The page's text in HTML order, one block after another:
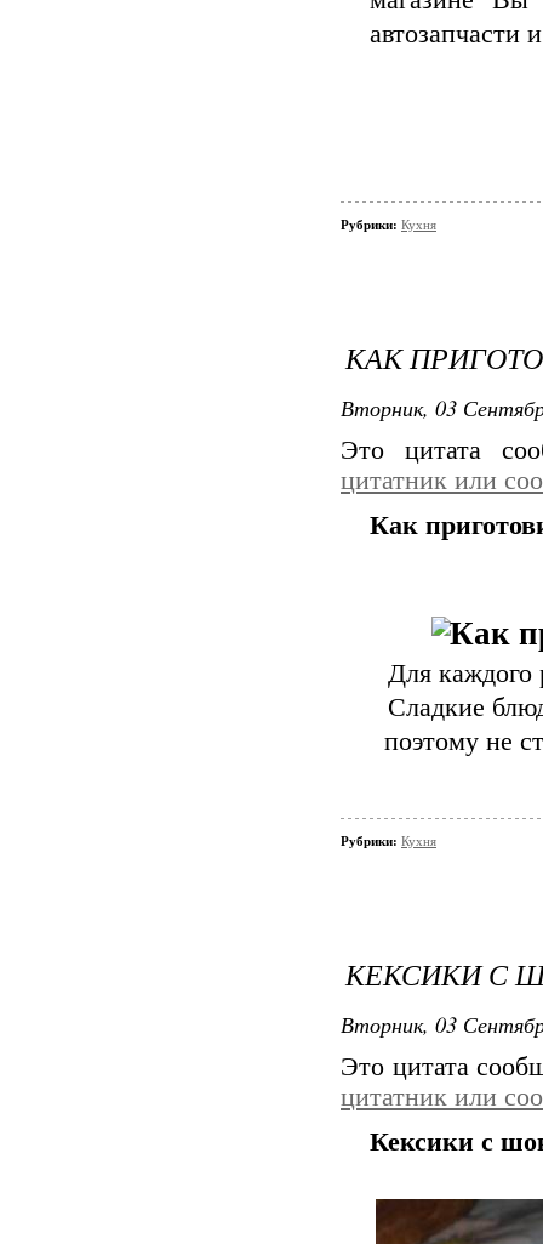
автозапчасти
Рубрики: Кухня
КАК
Вторник, 03
Это цитата
цитатник или
Как
Для каждого
Сладкие
поэтому не
Рубрики: Кухня
КЕКСИКИ С
Вторник, 03
Это цитата
цитатник или
Кексики с